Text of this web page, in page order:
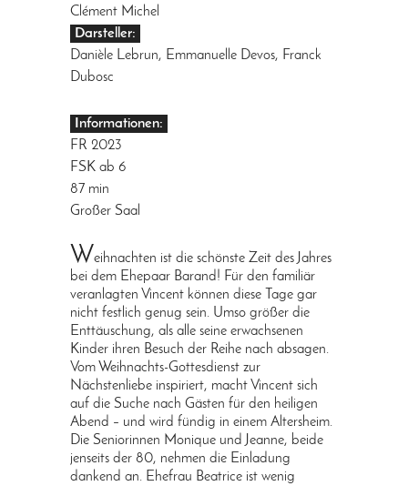
Clément Michel
Darsteller:
Danièle Lebrun, Emmanuelle Devos, Franck
Dubosc
Informationen:
FR 2023
FSK ab 6
87 min
Großer Saal
Weihnachten ist die schönste Zeit des Jahres
bei dem Ehepaar Barand! Für den familiär
veranlagten Vincent können diese Tage gar
nicht festlich genug sein. Umso größer die
Enttäuschung, als alle seine erwachsenen
Kinder ihren Besuch der Reihe nach absagen.
Vom Weihnachts-Gottesdienst zur
Nächstenliebe inspiriert, macht Vincent sich
auf die Suche nach Gästen für den heiligen
Abend – und wird fündig in einem Altersheim.
Die Seniorinnen Monique und Jeanne, beide
jenseits der 80, nehmen die Einladung
dankend an. Ehefrau Beatrice ist wenig